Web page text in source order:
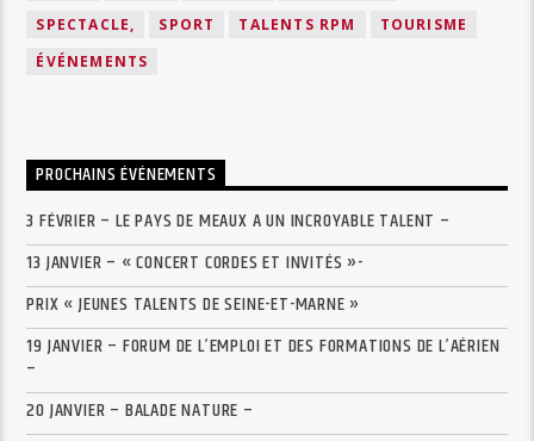
SPECTACLE,
SPORT TALENTS RPM
TOURISME
ÉVÉNEMENTS
PROCHAINS ÉVÉNEMENTS
3 FÉVRIER – LE PAYS DE MEAUX A UN INCROYABLE TALENT –
13 JANVIER – « CONCERT CORDES ET INVITÉS »-
PRIX « JEUNES TALENTS DE SEINE-ET-MARNE »
19 JANVIER – FORUM DE L’EMPLOI ET DES FORMATIONS DE L’AÉRIEN
–
20 JANVIER – BALADE NATURE –